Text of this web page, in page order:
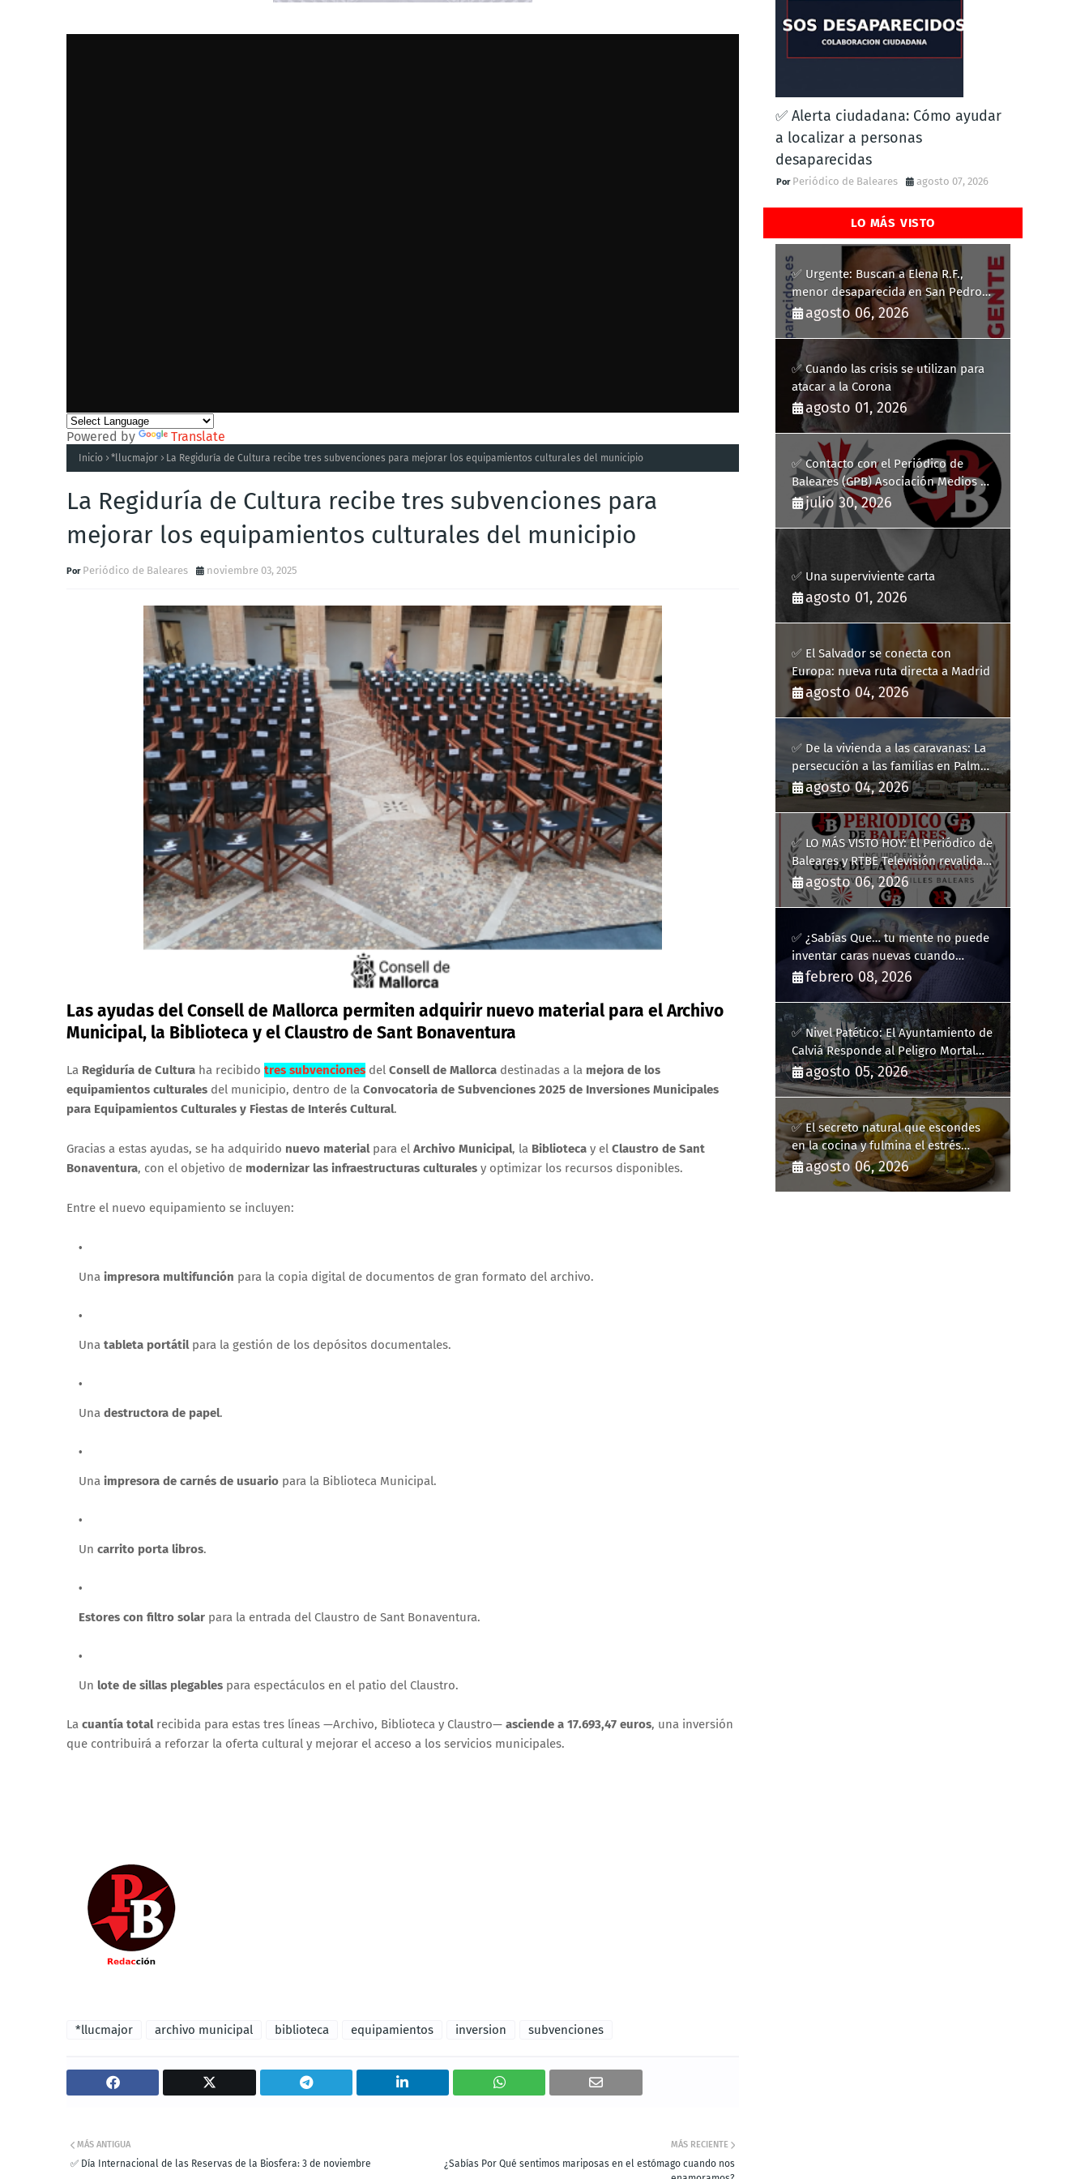
Powered by Translate
Inicio *llucmajor La Regiduría de Cultura recibe tres subvenciones para mejorar los equipamientos culturales del municipio
La Regiduría de Cultura recibe tres subvenciones para
mejorar los equipamientos culturales del municipio
Periódico de Baleares noviembre 03, 2025
Las ayudas del Consell de Mallorca permiten adquirir nuevo material para el Archivo
Municipal, la Biblioteca y el Claustro de Sant Bonaventura
La Regiduría de Cultura ha recibido tres subvenciones del Consell de Mallorca destinadas a la mejora de los
equipamientos culturales del municipio, dentro de la Convocatoria de Subvenciones 2025 de Inversiones Municipales
para Equipamientos Culturales y Fiestas de Interés Cultural.
Gracias a estas ayudas, se ha adquirido nuevo materialpara el Archivo Municipal, la Biblioteca y el Claustro de Sant
Bonaventura, con el objetivo de modernizar las infraestructuras culturales y optimizar los recursos disponibles.
Entre el nuevo equipamiento se incluyen:
Una impresora multifunción para la copia digital de documentos de gran formato del archivo.
Una tableta portátilpara la gestión de los depósitos documentales.
Una destructora de papel.
Una impresora de carnés de usuario para la Biblioteca Municipal.
Un carrito porta libros.
Estores con filtro solar para la entrada del Claustro de Sant Bonaventura.
Un lote de sillas plegables para espectáculos en el patio del Claustro.
La cuantía totalrecibida para estas tres líneas —Archivo, Biblioteca y Claustro— asciende a 17.693,47 euros, una inversión
que contribuirá a reforzar la oferta cultural y mejorar el acceso a los servicios municipales.
*llucmajor archivo municipal biblioteca equipamientos inversion subvenciones
MÁS RECIENTE
¿Sabías Por Qué sentimos mariposas en el estómago cuando nos
MÁS ANTIGUA
✅ Día Internacional de las Reservas de la Biosfera: 3 de noviembre
✅ Alerta ciudadana: Cómo ayudar
a localizar a personas
desaparecidas
Periódico de Baleares agosto 07, 2026
LO MÁS VISTO
✅ Urgente: Buscan a Elena R.F.,
menor desaparecida en San Pedro
del Pinatar
agosto 06, 2026
✅ Cuando las crisis se utilizan para
atacar a la Corona
agosto 01, 2026
✅ Contacto con el Periódico de
Baleares (GPB) Asociación Medios de
Comunicación Digitales
julio 30, 2026
✅ Una superviviente carta
agosto 01, 2026
✅ El Salvador se conecta con
Europa: nueva ruta directa a Madrid
agosto 04, 2026
✅ De la vivienda a las caravanas: La
persecución a las familias en Palma
y la complicidad de un fracaso
heredado
agosto 04, 2026
✅ LO MÁS VISTO HOY: El Periódico de
Baleares y RTBE Televisión revalidan
más de cinco años en la Guía de la
Comunicación del Govern de les Illes
agosto 06, 2026
✅ ¿Sabías Que… tu mente no puede
inventar caras nuevas cuando
sueñas?
febrero 08, 2026
✅ Nivel Patético: El Ayuntamiento de
Calviá Responde al Peligro Mortal
con "Plastiquitos"
agosto 05, 2026
✅ El secreto natural que escondes
en la cocina y fulmina el estrés
diario
agosto 06, 2026